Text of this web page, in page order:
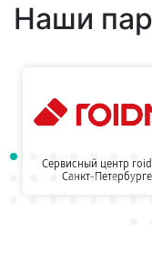
Наши
Сервисный центр
Санкт-Петербурге